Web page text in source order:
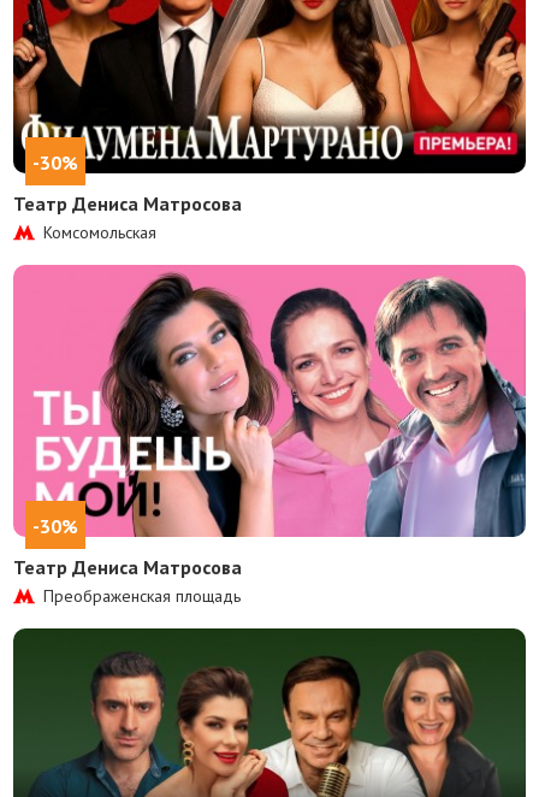
-30%
Театр Дениса Матросова
Комсомольская
-30%
Театр Дениса Матросова
Преображенская площадь